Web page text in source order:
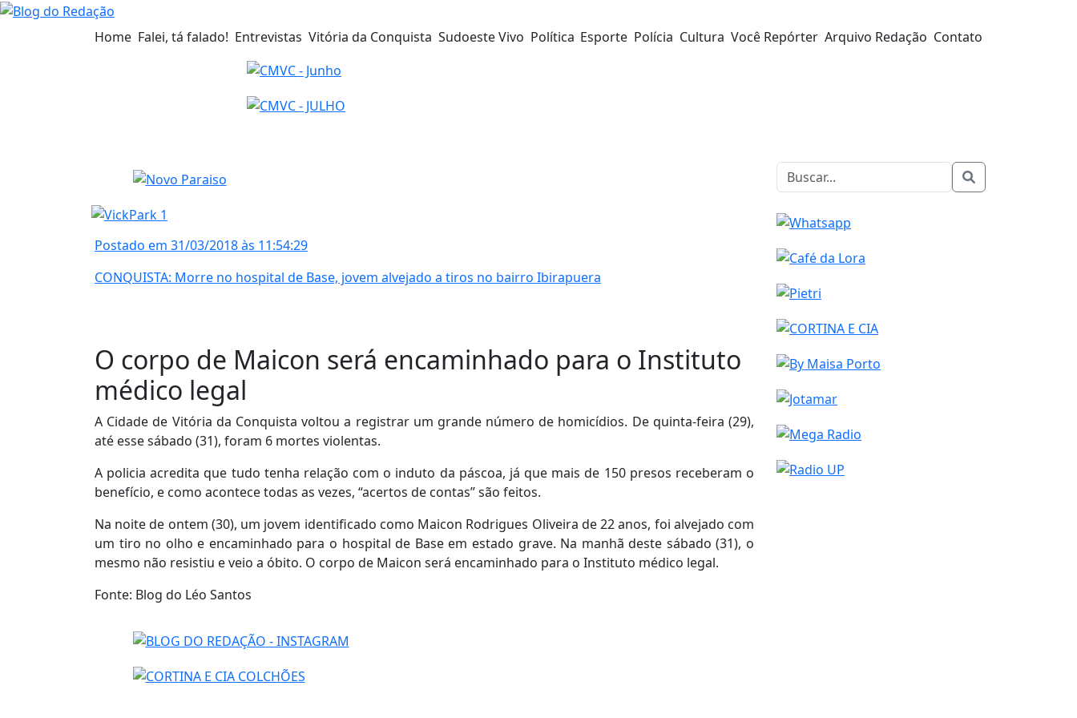
Home Falei, tá falado! Entrevistas Vitória da Conquista Sudoeste Vivo Política Esporte Polícia Cultura Você Repórter Arquivo Redação Contato
Postado em 31/03/2018 às 11:54:29
CONQUISTA: Morre no hospital de Base, jovem alvejado a tiros no bairro Ibirapuera
O corpo de Maicon será encaminhado para o Instituto
médico legal
A Cidade de Vitória da Conquista voltou a registrar um grande número de homicídios. De quinta-feira (29),
até esse sábado (31), foram 6 mortes violentas.
A policia acredita que tudo tenha relação com o induto da páscoa, já que mais de 150 presos receberam o
benefício, e como acontece todas as vezes, “acertos de contas” são feitos.
Na noite de ontem (30), um jovem identificado como Maicon Rodrigues Oliveira de 22 anos, foi alvejado com
um tiro no olho e encaminhado para o hospital de Base em estado grave. Na manhã deste sábado (31), o
mesmo não resistiu e veio a óbito. O corpo de Maicon será encaminhado para o Instituto médico legal.
Fonte: Blog do Léo Santos